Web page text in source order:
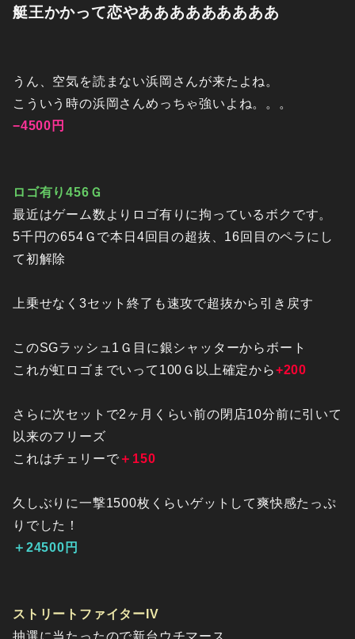
艇王かかって恋やあああああああああ
うん、空気を読まない浜岡さんが来たよね。
こういう時の浜岡さんめっちゃ強いよね。。。
−4500円
ロゴ有り456Ｇ
最近はゲーム数よりロゴ有りに拘っているボクです。
5千円の654Ｇで本日4回目の超抜、16回目のペラにし
て初解除
上乗せなく3セット終了も速攻で超抜から引き戻す
このSGラッシュ1Ｇ目に銀シャッターからボート
これが虹ロゴまでいって100Ｇ以上確定から+200
さらに次セットで2ヶ月くらい前の閉店10分前に引いて
以来のフリーズ
これはチェリーで ＋150
久しぶりに一撃1500枚くらいゲットして爽快感たっぷ
りでした！
＋24500円
ストリートファイターIV